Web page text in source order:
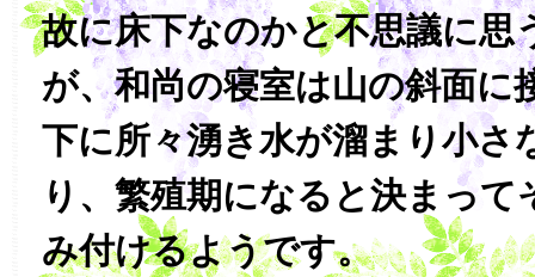
故に床下なのかと不思議に思
が、和尚の寝室は山の斜面に
下に所々湧き水が溜まり小さ
り、繁殖期になると決まって
み付けるようです。